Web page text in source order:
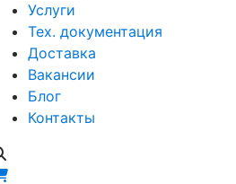
Услуги
Тех. документация
Доставка
Вакансии
Блог
Контакты